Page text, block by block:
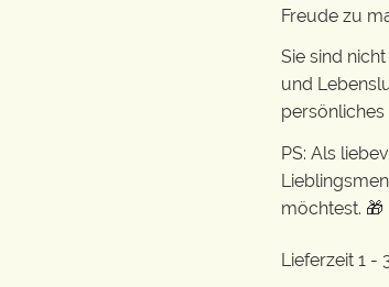
Freude zu
Sie sind
und
persönliches
PS: Als
möchtest. 🎁
Lieferzeit 1 -